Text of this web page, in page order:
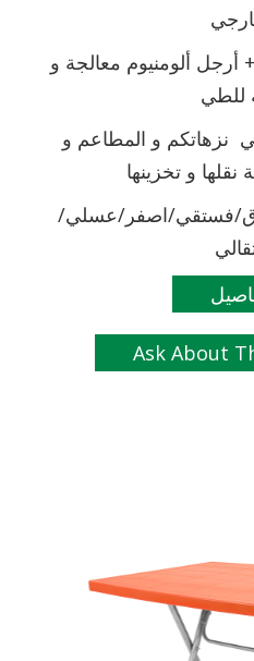
ألومنيوم معالجة و
للطي
نزهاتكم و المطاعم و
نقلها و تخزينها
فستقي/اصفر/عسلي/
Ask About